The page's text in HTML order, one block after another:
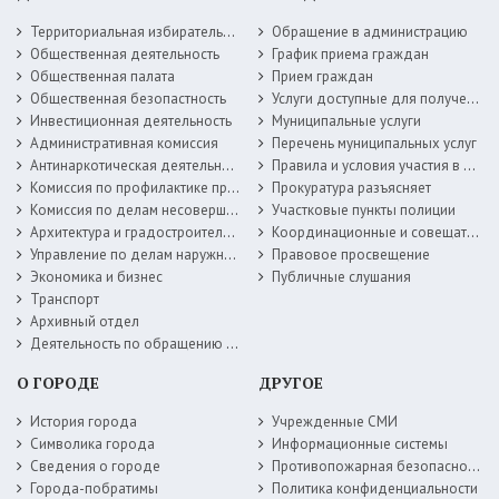
Территориальная избирательная комиссия
Общественная деятельность
Общественная палата
Общественная безопастность
Инвестиционная деятельность
Административная комиссия
Антинаркотическая деятельность
Комиссия по профилактике правонарушений
Комиссия по делам несовершеннолетних
Архитектура и градостроительство
Управление по делам наружной рекламы
Экономика и бизнес
Транспорт
Архивный отдел
Деятельность по обращению с животными без владельцев
Обращение в администрацию
График приема граждан
Прием граждан
Услуги доступные для получения в электронной форме
Муниципальные услуги
Перечень муниципальных услуг
Правила и условия участия в жилищных программах
Прокуратура разъясняет
Участковые пункты полиции
Координационные и совещательные органы
Правовое просвещение
Публичные слушания
О ГОРОДЕ
История города
Символика города
Сведения о городе
Города-побратимы
ДРУГОЕ
Учрежденные СМИ
Информационные системы
Противопожарная безопасность
Политика конфиденциальности